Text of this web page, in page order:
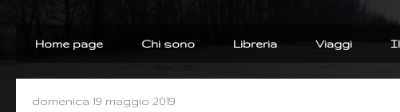
Home page Chi sono Libreria Viaggi Il
domenica 19 maggio 2019